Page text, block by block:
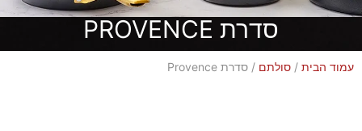
סדרת PROVENCE
עמוד הבית / סולתם / סדרת Provence